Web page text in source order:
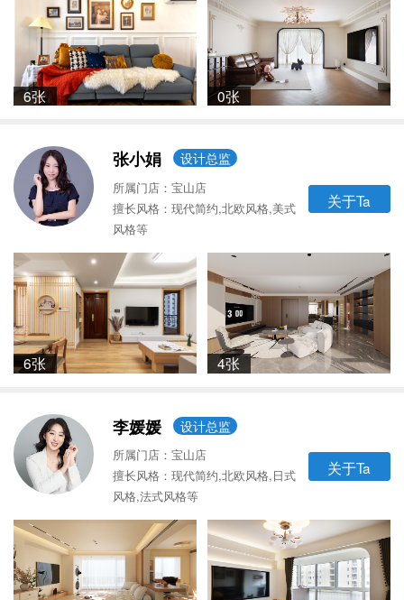
6张 0张
张小娟 设计总监
所属门店：宝山店
擅长风格：现代简约,北欧风格,美式
风格等
关于Ta
6张 4张
李媛媛 设计总监
所属门店：宝山店
擅长风格：现代简约,北欧风格,日式
风格,法式风格等
关于Ta